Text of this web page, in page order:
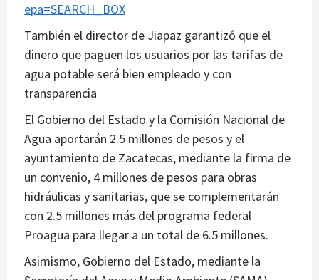
epa=SEARCH_BOX
También el director de Jiapaz garantizó que el
dinero que paguen los usuarios por las tarifas de
agua potable será bien empleado y con
transparencia
El Gobierno del Estado y la Comisión Nacional de
Agua aportarán 2.5 millones de pesos y el
ayuntamiento de Zacatecas, mediante la firma de
un convenio, 4 millones de pesos para obras
hidráulicas y sanitarias, que se complementarán
con 2.5 millones más del programa federal
Proagua para llegar a un total de 6.5 millones.
Asimismo, Gobierno del Estado, mediante la